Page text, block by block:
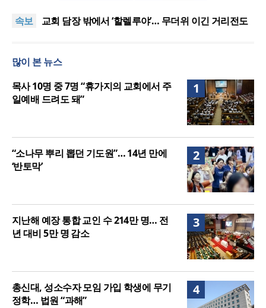
속보
교회 담장 밖에서 ‘할렐루야’… 무더위 이긴 거리전도
교할 것인가?
[오늘의 말씀] 죄의 종에서 의의 종으로
할렐루야대회 둘째 날 집회 “상황 뛰어넘는 믿음”
많이 본 뉴스
1
목사 10명 중 7명 “휴가지의 교회에서 주
일예배 드려도 돼”
2
“소나무 뿌리 뽑던 기도원”… 14년 만에
‘반토막’
3
지난해 예장 통합 교인 수 214만 명… 전
년 대비 5만 명 감소
4
총신대, 성소수자 모임 가입 학생에 무기
정학… 법원 “과해”